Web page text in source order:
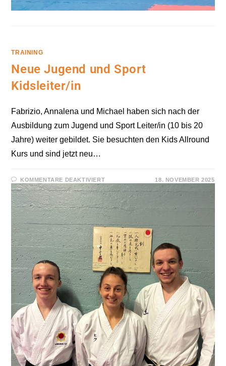
TRAINING
Neue Jugend und Sport
Kidsleiter/in
Fabrizio, Annalena und Michael haben sich nach der
Ausbildung zum Jugend und Sport Leiter/in (10 bis 20
Jahre) weiter gebildet. Sie besuchten den Kids Allround
Kurs und sind jetzt neu…
KOMMENTARE DEAKTIVIERTFÜR
NEUE
JUGEND
UND
SPORT
KIDSLEITER/IN
18. NOVEMBER 2025